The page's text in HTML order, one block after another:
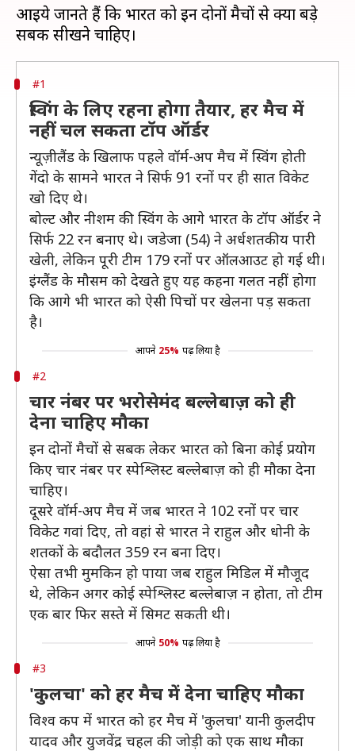
आइये जानते हैं कि भारत को इन दोनों मैचों से क्या बड़े
#1
स्विंग के लिए रहना होगा तैयार, हर मैच में
नहीं चल सकता टॉप ऑर्डर
न्यूज़ीलैंड के खिलाफ पहले वॉर्म-अप मैच में स्विंग होती
गेंदो के सामने भारत ने सिर्फ 91 रनों पर ही सात विकेट
खो दिए थे।
बोल्ट और नीशम की स्विंग के आगे भारत के टॉप ऑर्डर ने
सिर्फ 22 रन बनाए थे। जडेजा (54) ने अर्धशतकीय पारी
खेली, लेकिन पूरी टीम 179 रनों पर ऑलआउट हो गई थी।
इंग्लैंड के मौसम को देखते हुए यह कहना गलत नहीं होगा
कि आगे भी भारत को ऐसी पिचों पर खेलना पड़ सकता
है।
आपने 25% पढ़ लिया है
#2
चार नंबर पर भरोसेमंद बल्लेबाज़ को ही
देना चाहिए मौका
इन दोनों मैचों से सबक लेकर भारत को बिना कोई प्रयोग
किए चार नंबर पर स्पेश्लिस्ट बल्लेबाज़ को ही मौका देना
चाहिए।
दूसरे वॉर्म-अप मैच में जब भारत ने 102 रनों पर चार
विकेट गवां दिए, तो वहां से भारत ने राहुल और धोनी के
शतकों के बदौलत 359 रन बना दिए।
ऐसा तभी मुमकिन हो पाया जब राहुल मिडिल में मौजूद
थे, लेकिन अगर कोई स्पेश्लिस्ट बल्लेबाज़ न होता, तो टीम
एक बार फिर सस्ते में सिमट सकती थी।
आपने 50% पढ़ लिया है
#3
'कुलचा' को हर मैच में देना चाहिए मौका
विश्व कप में भारत को हर मैच में 'कुलचा' यानी कुलदीप
यादव और युजवेंद्र चहल की जोड़ी को एक साथ मौका